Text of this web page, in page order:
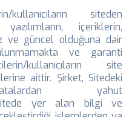
siteden
içeriklerin,
ve güncel olduğuna dair
ve garanti
kullanıcıların site
aittir. Şirket, Sitedeki
yahut
Sitede yer alan bilgi ve